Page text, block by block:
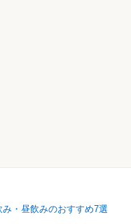
・昼飲みのおすすめ7選